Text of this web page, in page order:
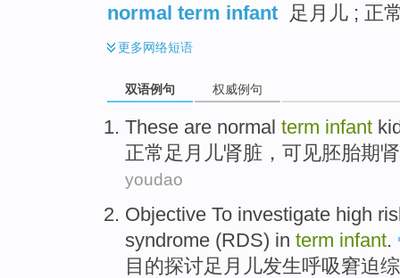
normal term infant 足月儿 ; 正
更多网络短语
双语例句 权威例句
These are normal term infant
正常 足 月儿肾脏 ，可见胚胎期
youdao
Objective To investigate high
syndrome (RDS) in term infant.
目的探讨足月儿发生呼吸窘迫